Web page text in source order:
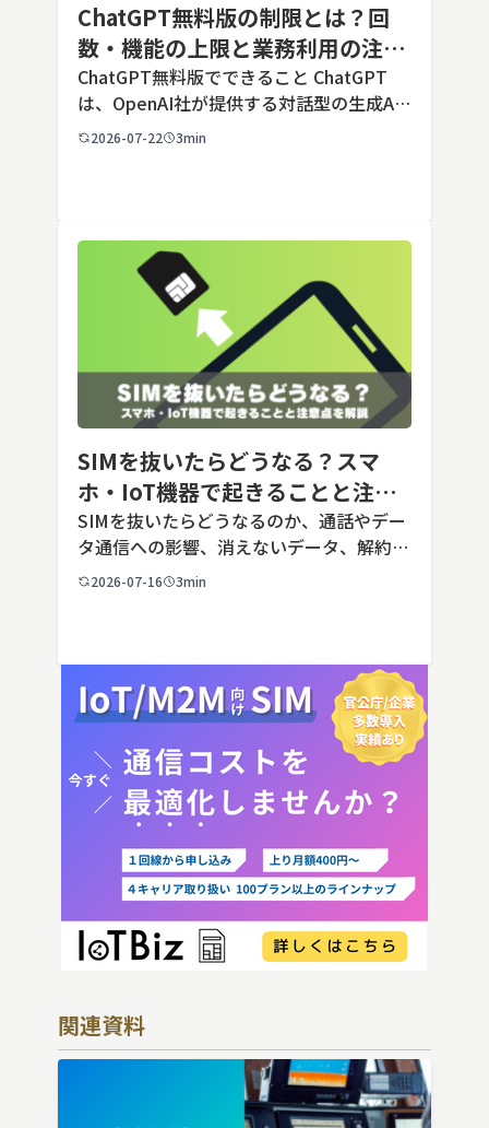
ChatGPT無料版の制限とは？回
数・機能の上限と業務利用の注意
点を解説【2026年最新】
ChatGPT無料版でできること ChatGPT
は、OpenAI社が提供する対話型の生成AI
サービスです。アカウントを登録すれば無
2026-07-22 3min
SIMを抜いたらどうなる？スマ
ホ・IoT機器で起きることと注意
点を解説
SIMを抜いたらどうなるのか、通話やデー
タ通信への影響、消えないデータ、解約や
端末譲渡時の注意点を整理。さらに法人・
2026-07-16 3min
関連資料